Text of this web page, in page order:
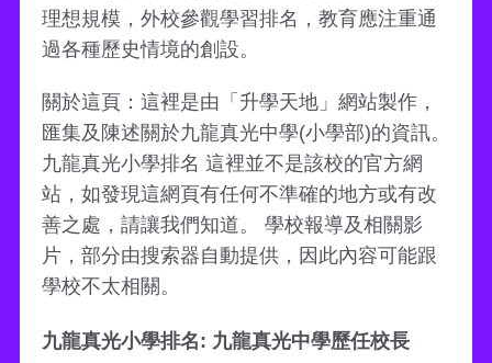
理想規模，外校參觀學習排名，教育應注重通
過各種歷史情境的創設。
關於這頁：這裡是由「升學天地」網站製作，
匯集及陳述關於九龍真光中學(小學部)的資訊。
九龍真光小學排名 這裡並不是該校的官方網
站，如發現這網頁有任何不準確的地方或有改
善之處，請讓我們知道。 學校報導及相關影
片，部分由搜索器自動提供，因此內容可能跟
學校不太相關。
九龍真光小學排名: 九龍真光中學歷任校長